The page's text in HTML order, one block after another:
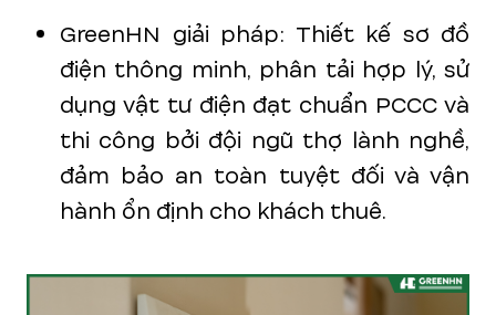
GreenHN giải pháp: Thiết kế sơ đồ
điện thông minh, phân tải hợp lý, sử
dụng vật tư điện đạt chuẩn PCCC và
thi công bởi đội ngũ thợ lành nghề,
đảm bảo an toàn tuyệt đối và vận
hành ổn định cho khách thuê.